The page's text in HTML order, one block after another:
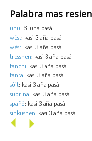
Palabra mas resien
unu: 6 luna pasá
wèst: kasi 3 aña pasá
wèst: kasi 3 aña pasá
tresshen: kasi 3 aña pasá
tanchi: kasi 3 aña pasá
tanta: kasi 3 aña pasá
sùit: kasi 3 aña pasá
subrina: kasi 3 aña pasá
spañó: kasi 3 aña pasá
sinkushen: kasi 3 aña pasá